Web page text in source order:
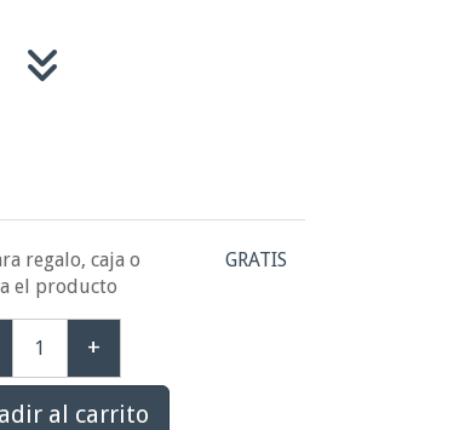
regalo, caja o
el producto
GRATIS
+
al carrito